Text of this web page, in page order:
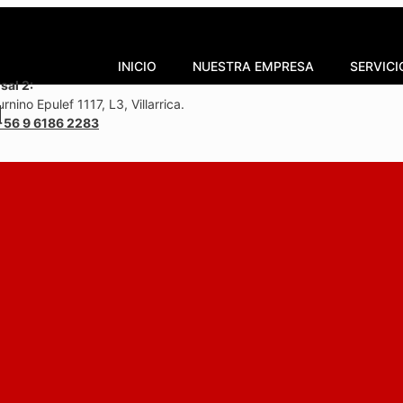
INICIO NUESTRA EMPRESA
2:
Epulef 1117, L3, Villarrica.
9 6186 2283